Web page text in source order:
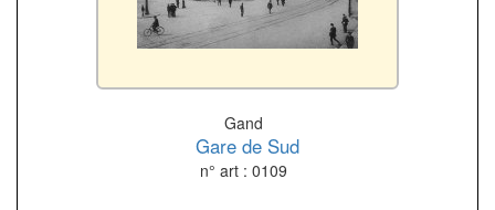
Gand
Gare de Sud
n° art : 0109